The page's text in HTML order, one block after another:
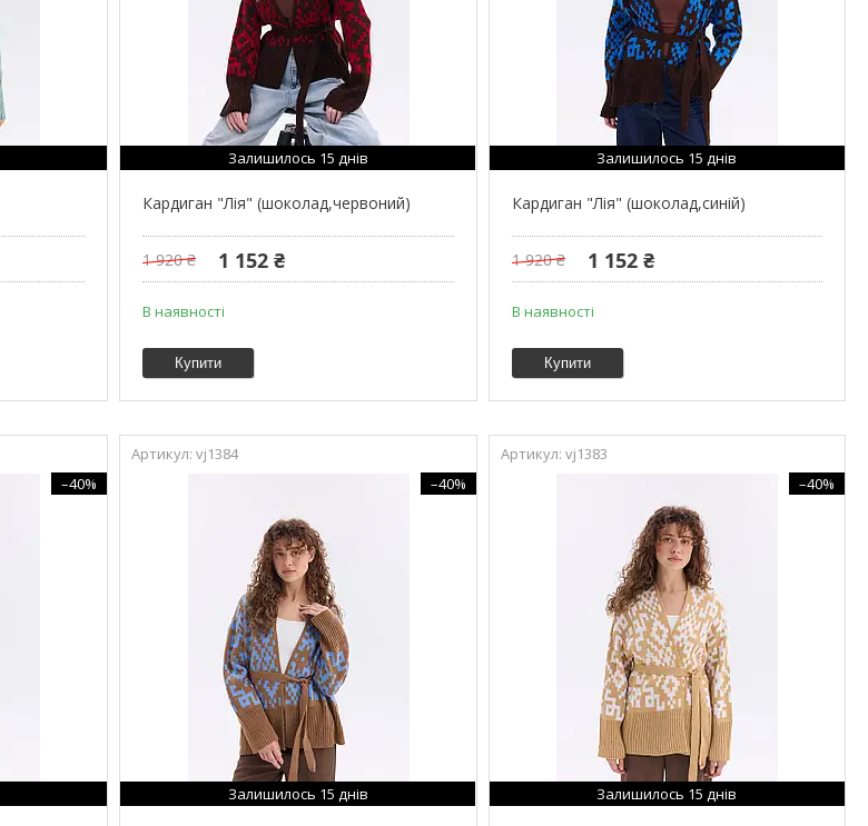
Залишилось 15 днів
Кардиган "Лія" (шоколад,червоний)
1 920 ₴ 1 152 ₴
В наявності
Купити
Залишилось 15 днів
Кардиган "Лія" (шоколад,синій)
1 920 ₴ 1 152 ₴
В наявності
Купити
–40%
vj1384
–40%
Залишилось 15 днів
vj1383
–40%
Залишилось 15 днів